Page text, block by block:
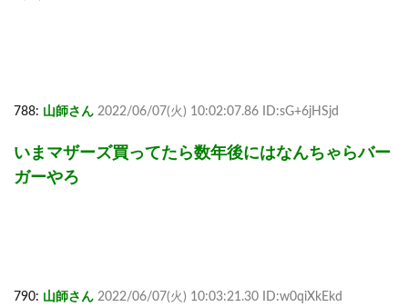
788: 山師さん 2022/06/07(火) 10:02:07.86 ID:sG+6jHSjd
いまマザーズ買ってたら数年後にはなんちゃらバー
ガーやろ
790: 山師さん 2022/06/07(火) 10:03:21.30 ID:w0qiXkEkd